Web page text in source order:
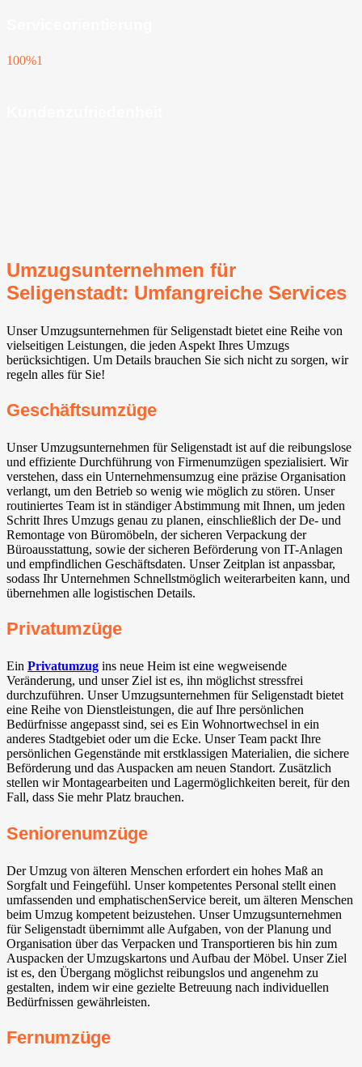
100%1
Umzugsunternehmen für
Seligenstadt: Umfangreiche Services
Unser Umzugsunternehmen für Seligenstadt bietet eine Reihe von
vielseitigen Leistungen, die jeden Aspekt Ihres Umzugs
berücksichtigen. Um Details brauchen Sie sich nicht zu sorgen, wir
regeln alles für Sie!
Geschäftsumzüge
Unser Umzugsunternehmen für Seligenstadt ist auf die reibungslose
und effiziente Durchführung von Firmenumzügen spezialisiert. Wir
verstehen, dass ein Unternehmensumzug eine präzise Organisation
verlangt, um den Betrieb so wenig wie möglich zu stören. Unser
routiniertes Team ist in ständiger Abstimmung mit Ihnen, um jeden
Schritt Ihres Umzugs genau zu planen, einschließlich der De- und
Remontage von Büromöbeln, der sicheren Verpackung der
Büroausstattung, sowie der sicheren Beförderung von IT-Anlagen
und empfindlichen Geschäftsdaten. Unser Zeitplan ist anpassbar,
sodass Ihr Unternehmen Schnellstmöglich weiterarbeiten kann, und
übernehmen alle logistischen Details.
Privatumzüge
Ein Privatumzug ins neue Heim ist eine wegweisende
Veränderung, und unser Ziel ist es, ihn möglichst stressfrei
durchzuführen. Unser Umzugsunternehmen für Seligenstadt bietet
eine Reihe von Dienstleistungen, die auf Ihre persönlichen
Bedürfnisse angepasst sind, sei es Ein Wohnortwechsel in ein
anderes Stadtgebiet oder um die Ecke. Unser Team packt Ihre
persönlichen Gegenstände mit erstklassigen Materialien, die sichere
Beförderung und das Auspacken am neuen Standort. Zusätzlich
stellen wir Montagearbeiten und Lagermöglichkeiten bereit, für den
Fall, dass Sie mehr Platz brauchen.
Seniorenumzüge
Der Umzug von älteren Menschen erfordert ein hohes Maß an
Sorgfalt und Feingefühl. Unser kompetentes Personal stellt einen
umfassenden und emphatischenService bereit, um älteren Menschen
beim Umzug kompetent beizustehen. Unser Umzugsunternehmen
für Seligenstadt übernimmt alle Aufgaben, von der Planung und
Organisation über das Verpacken und Transportieren bis hin zum
Auspacken der Umzugskartons und Aufbau der Möbel. Unser Ziel
ist es, den Übergang möglichst reibungslos und angenehm zu
gestalten, indem wir eine gezielte Betreuung nach individuellen
Bedürfnissen gewährleisten.
Fernumzüge